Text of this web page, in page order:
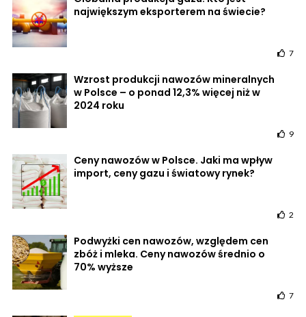
największym eksporterem na świecie?
7
Wzrost produkcji nawozów mineralnych
w Polsce – o ponad 12,3% więcej niż w
2024 roku
9
Ceny nawozów w Polsce. Jaki ma wpływ
import, ceny gazu i światowy rynek?
2
Podwyżki cen nawozów, względem cen
zbóż i mleka. Ceny nawozów średnio o
70% wyższe
7